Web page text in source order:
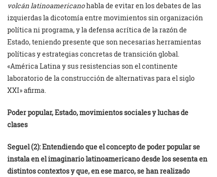
volcán latinoamericanohabla de evitar en los debates de las
izquierdas la dicotomía entre movimientos sin organización
política ni programa, y la defensa acrítica de la razón de
Estado, teniendo presente que son necesarias herramientas
políticas y estrategias concretas de transición global.
«América Latina y sus resistencias son el continente
laboratorio de la construcción de alternativas para el siglo
XXI» afirma.
Poder popular, Estado, movimientos sociales y luchas de
clases
Seguel (2): Entendiendo que el concepto de poder popular se
instala en el imaginario latinoamericano desde los sesenta en
distintos contextos y que, en ese marco, se han realizado